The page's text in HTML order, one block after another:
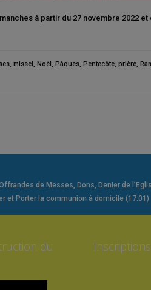
à partir du 27 novembre 2022 et
, missel, Noël, Pâques, Pentecôte, prière,
de Messes, Dons, Denier de
et Porter la communion à domicile (17.01)
du